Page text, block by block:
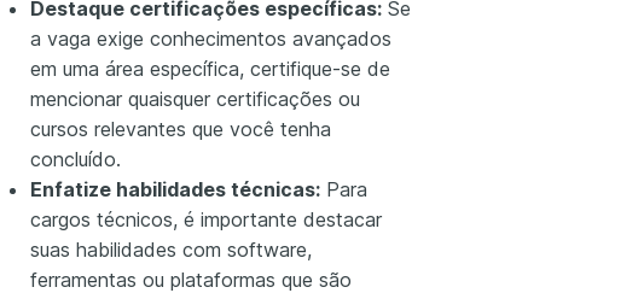
Destaque certificações específicas: Se
a vaga exige conhecimentos avançados
em uma área específica, certifique-se de
mencionar quaisquer certificações ou
cursos relevantes que você tenha
concluído.
Enfatize habilidades técnicas: Para
cargos técnicos, é importante destacar
suas habilidades com software,
ferramentas ou plataformas que são